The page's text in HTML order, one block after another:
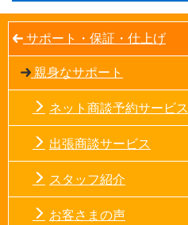
サポート・保証・仕上げ
親身なサポート
ネット商談予約サービス
出張商談サービス
スタッフ紹介
お客さまの声